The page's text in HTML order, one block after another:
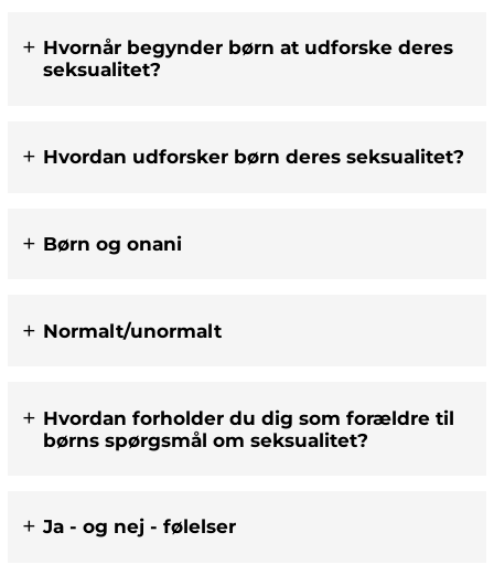
Hvornår begynder børn at udforske deres
seksualitet?
Hvordan udforsker børn deres seksualitet?
Børn og onani
Normalt/unormalt
Hvordan forholder du dig som forældre til
børns spørgsmål om seksualitet?
Ja - og nej - følelser